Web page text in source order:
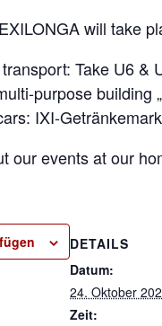
will take
Take U6
purpose building
IXI-
our events at our
DETAILS
Datum:
24. Oktober
Zeit: